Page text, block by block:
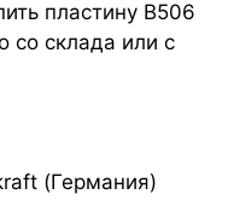
пластину B506
со склада или с
(Германия)